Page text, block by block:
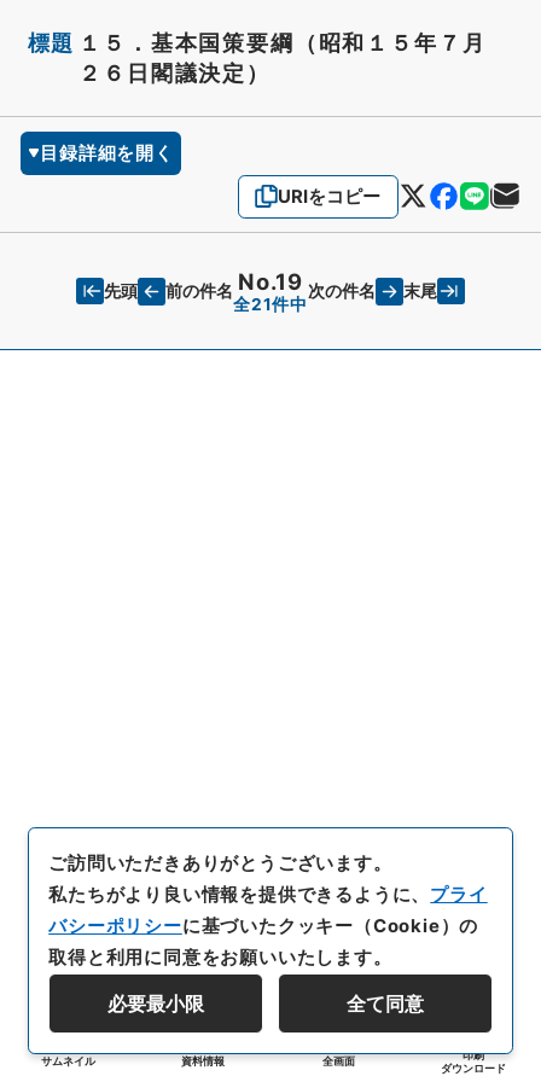
標題 １５．基本国策要綱（昭和１５年７月
２６日閣議決定）
目録詳細を開く
URIをコピー
先頭 前の件名 No.19
全21件中
次の件名 末尾
サムネイル 資料情報 全画面
印刷
ダウンロード
ご訪問いただきありがとうございます。
私たちがより良い情報を提供できるように、 プライ
バシーポリシーに基づいたクッキー（Cookie）の
取得と利用に同意をお願いいたします。
必要最小限 全て同意